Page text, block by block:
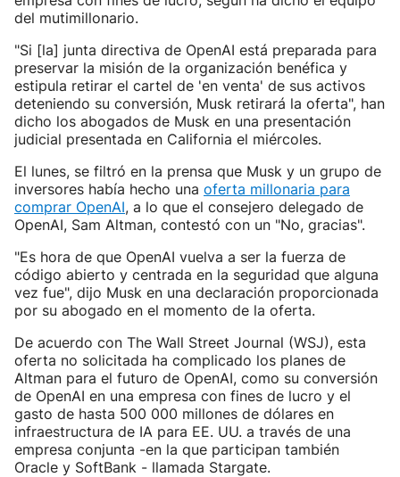
del mutimillonario.
"Si [la] junta directiva de OpenAI está preparada para
preservar la misión de la organización benéfica y
estipula retirar el cartel de 'en venta' de sus activos
deteniendo su conversión, Musk retirará la oferta", han
dicho los abogados de Musk en una presentación
judicial presentada en California el miércoles.
El lunes, se filtró en la prensa que Musk y un grupo de
inversores había hecho una oferta millonaria para
comprar OpenAI, a lo que el consejero delegado de
OpenAI, Sam Altman, contestó con un "No, gracias".
"Es hora de que OpenAI vuelva a ser la fuerza de
código abierto y centrada en la seguridad que alguna
vez fue", dijo Musk en una declaración proporcionada
por su abogado en el momento de la oferta.
De acuerdo con The Wall Street Journal (WSJ), esta
oferta no solicitada ha complicado los planes de
Altman para el futuro de OpenAI, como su conversión
de OpenAI en una empresa con fines de lucro y el
gasto de hasta 500 000 millones de dólares en
infraestructura de IA para EE. UU. a través de una
empresa conjunta -en la que participan también
Oracle y SoftBank - llamada Stargate.